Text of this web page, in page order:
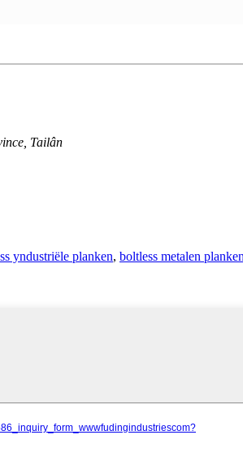
Tailân
yndustriële planken, boltless metalen